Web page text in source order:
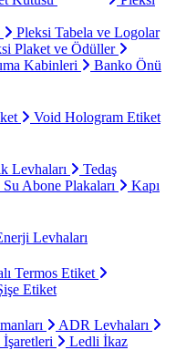
Pleksi Tabela ve Logolar
Plaket ve Ödüller
Kabinleri
Banko Önü
Void Hologram Etiket
Levhaları
Tedaş
Su Abone Plakaları
Kapı
Levhaları
Termos Etiket
Etiket
ADR Levhaları
Ledli İkaz